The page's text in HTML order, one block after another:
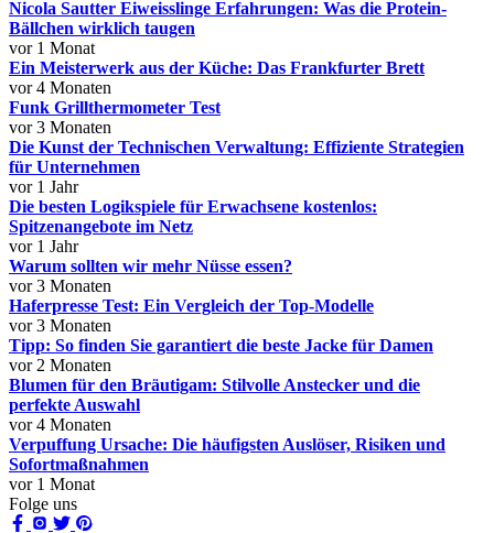
Nicola Sautter Eiweisslinge Erfahrungen: Was die Protein-
Bällchen wirklich taugen
vor 1 Monat
Ein Meisterwerk aus der Küche: Das Frankfurter Brett
vor 4 Monaten
Funk Grillthermometer Test
vor 3 Monaten
Die Kunst der Technischen Verwaltung: Effiziente Strategien
für Unternehmen
vor 1 Jahr
Die besten Logikspiele für Erwachsene kostenlos:
Spitzenangebote im Netz
vor 1 Jahr
Warum sollten wir mehr Nüsse essen?
vor 3 Monaten
Haferpresse Test: Ein Vergleich der Top-Modelle
vor 3 Monaten
Tipp: So finden Sie garantiert die beste Jacke für Damen
vor 2 Monaten
Blumen für den Bräutigam: Stilvolle Anstecker und die
perfekte Auswahl
vor 4 Monaten
Verpuffung Ursache: Die häufigsten Auslöser, Risiken und
Sofortmaßnahmen
vor 1 Monat
Folge uns